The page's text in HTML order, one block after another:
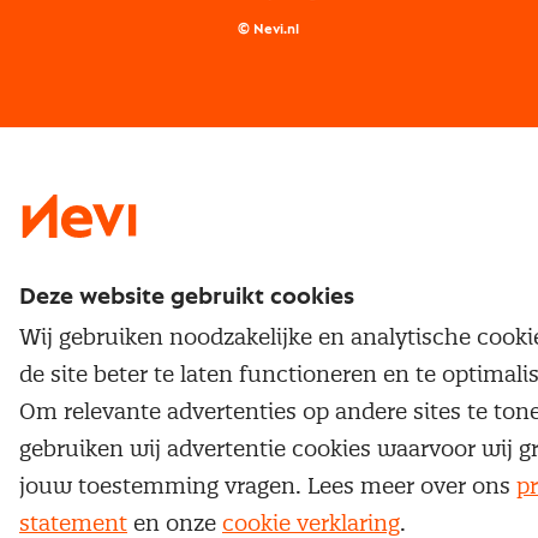
Nevi 2
© Nevi.nl
Deze website gebruikt cookies
Wij gebruiken noodzakelijke en analytische
de site beter te laten functioneren en te
Om relevante advertenties op andere sites te
gebruiken wij advertentie cookies waarvoor wij
jouw toestemming vragen. Lees meer over ons
statement en onze cookie verklaring.